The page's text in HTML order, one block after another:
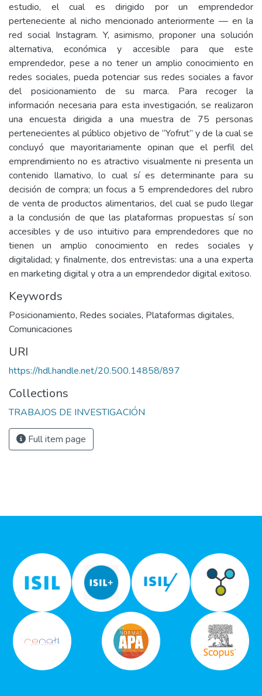
estudio, el cual es dirigido por un emprendedor
perteneciente al nicho mencionado anteriormente — en la
red social Instagram. Y, asimismo, proponer una solución
alternativa, económica y accesible para que este
emprendedor, pese a no tener un amplio conocimiento en
redes sociales, pueda potenciar sus redes sociales a favor
del posicionamiento de su marca. Para recoger la
información necesaria para esta investigación, se realizaron
una encuesta dirigida a una muestra de 75 personas
pertenecientes al público objetivo de “Yofrut” y de la cual se
concluyó que mayoritariamente opinan que el perfil del
emprendimiento no es atractivo visualmente ni presenta un
contenido llamativo, lo cual sí es determinante para su
decisión de compra; un focus a 5 emprendedores del rubro
de venta de productos alimentarios, del cual se pudo llegar
a la conclusión de que las plataformas propuestas sí son
accesibles y de uso intuitivo para emprendedores que no
tienen un amplio conocimiento en redes sociales y
digitalidad; y finalmente, dos entrevistas: una a una experta
en marketing digital y otra a un emprendedor digital exitoso.
Keywords
Posicionamiento, Redes sociales, Plataformas digitales,
Comunicaciones
URI
https://hdl.handle.net/20.500.14858/897
Collections
TRABAJOS DE INVESTIGACIÓN
Full item page